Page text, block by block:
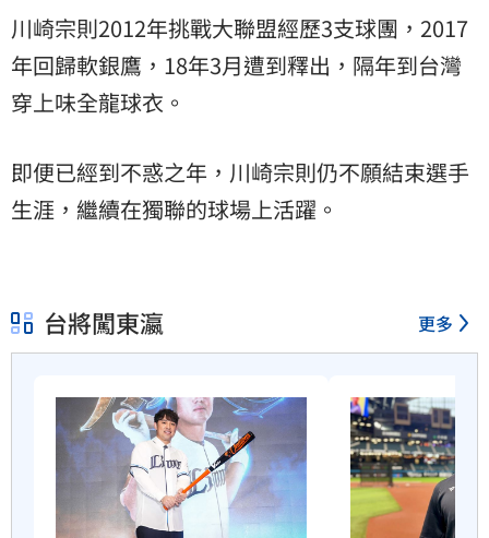
川崎宗則2012年挑戰大聯盟經歷3支球團，2017
年回歸軟銀鷹，18年3月遭到釋出，隔年到台灣
穿上味全龍球衣。
即便已經到不惑之年，川崎宗則仍不願結束選手
生涯，繼續在獨聯的球場上活躍。
台將闖東瀛 更多